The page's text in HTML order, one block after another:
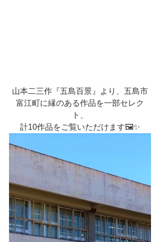
山本二三作『五島百景』より、五島市
富江町に縁のある作品を一部セレク
ト、
計10作品をご覧いただけます🖼✨